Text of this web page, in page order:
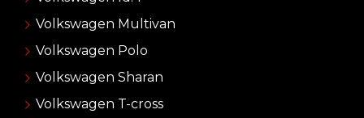
Volkswagen Multivan
Volkswagen Polo
Volkswagen Sharan
Volkswagen T-cross